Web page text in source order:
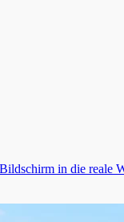
in die reale